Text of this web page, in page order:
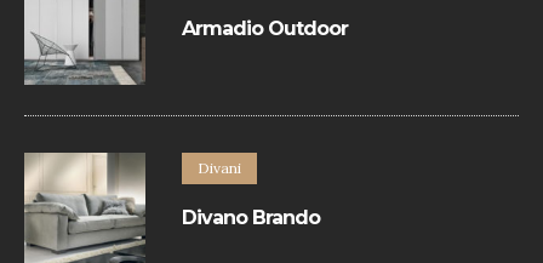
Armadio Outdoor
Divani
Divano Brando